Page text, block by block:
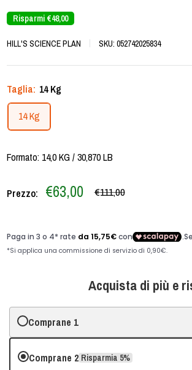
Risparmi €48,00
HILL'S SCIENCE PLAN SKU: 052742025834
Taglia: 14 Kg
14 Kg
Formato: 14,0 KG / 30,870 LB
Prezzo: Prezzo
scontato
€63,00 Prezzo
€111,00
Acquista di più e
Comprane 1
Comprane 2 Risparmia 5%